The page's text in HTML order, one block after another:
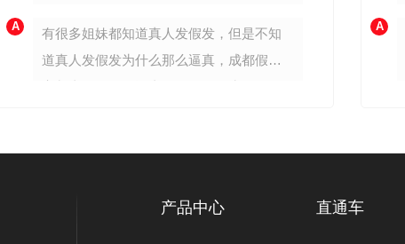
A
有很多姐妹都知道真人发假发，但是不知
道真人发假发为什么那么逼真，成都假发
品，纯手工工艺，一根根纯手工钩织真人
A
产品中心 直通车